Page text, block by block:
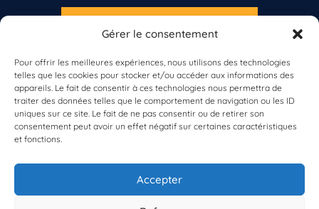
Gérer le consentement
Pour offrir les meilleures expériences, nous utilisons des technologies
telles que les cookies pour stocker et/ou accéder aux informations des
appareils. Le fait de consentir à ces technologies nous permettra de
traiter des données telles que le comportement de navigation ou les ID
uniques sur ce site. Le fait de ne pas consentir ou de retirer son
consentement peut avoir un effet négatif sur certaines caractéristiques
et fonctions.
Accepter
À propos de BioLit
Vos données d'observation
Ressources
Résultats du programme
S'INSCRIRE À LA NEWSLETTER
Vous n’êtes pas encore inscrit à Biolit ?
Inscrivez-vous dès maintenant